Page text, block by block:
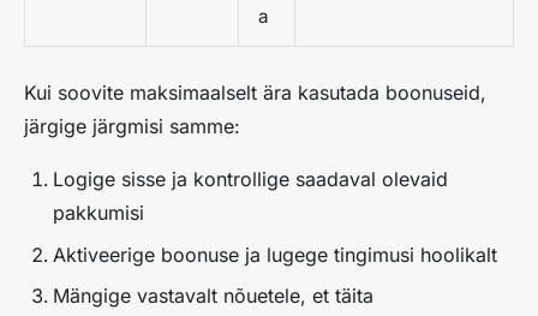
a
Kui soovite maksimaalselt ära kasutada boonuseid,
järgige järgmisi samme:
Logige sisse ja kontrollige saadaval olevaid
pakkumisi
Aktiveerige boonuse ja lugege tingimusi hoolikalt
Mängige vastavalt nõuetele, et täita